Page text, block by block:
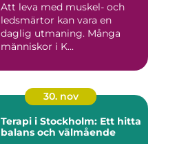
Att leva med muskel- och
ledsmärtor kan vara en
daglig utmaning. Många
människor i K...
30. nov
Terapi i Stockholm: Ett hitta
balans och välmående